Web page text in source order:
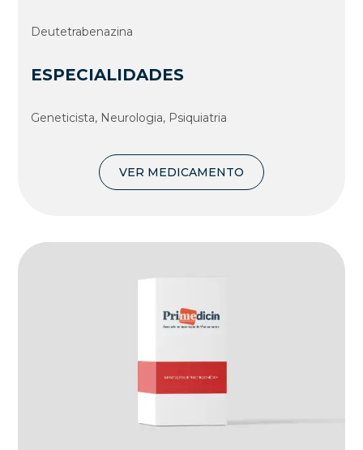
Deutetrabenazina
ESPECIALIDADES
Geneticista, Neurologia, Psiquiatria
VER MEDICAMENTO